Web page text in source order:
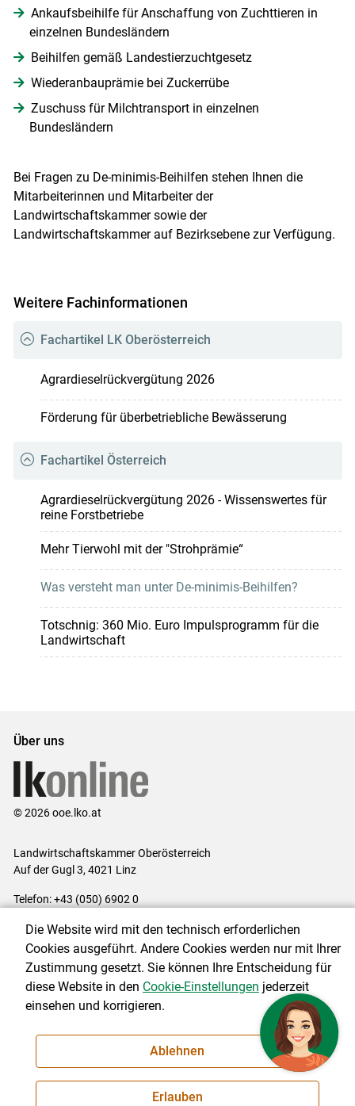
Ankaufsbeihilfe für Anschaffung von Zuchttieren in
einzelnen Bundesländern
Beihilfen gemäß Landestierzuchtgesetz
Wiederanbauprämie bei Zuckerrübe
Zuschuss für Milchtransport in einzelnen
Bundesländern
Bei Fragen zu De-minimis-Beihilfen stehen Ihnen die
Mitarbeiterinnen und Mitarbeiter der
Landwirtschaftskammer sowie der
Landwirtschaftskammer auf Bezirksebene zur Verfügung.
Weitere Fachinformationen
Fachartikel LK Oberösterreich
Agrardieselrückvergütung 2026
Förderung für überbetriebliche Bewässerung
Fachartikel Österreich
Agrardieselrückvergütung 2026 - Wissenswertes für
reine Forstbetriebe
Mehr Tierwohl mit der "Strohprämie“
Was versteht man unter De-minimis-Beihilfen?
Totschnig: 360 Mio. Euro Impulsprogramm für die
Landwirtschaft
Über uns
© 2026 ooe.lko.at
Landwirtschaftskammer Oberösterreich
Auf der Gugl 3, 4021 Linz
Telefon: +43 (050) 6902 0
Impressum|Kontakt|Gewinnspiele|Datenschutzerklärung |
Barrierefreiheit
Cookie-Einstellungen
NEWSLETTER
Die Website wird mit den technisch erforderlichen
Cookies ausgeführt. Andere Cookies werden nur mit Ihrer
Zustimmung gesetzt. Sie können Ihre Entscheidung für
diese Website in den Cookie-Einstellungen jederzeit
einsehen und korrigieren.
Ablehnen
Erlauben